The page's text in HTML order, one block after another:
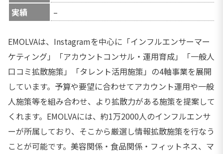
実績
–
EMOLVAは、Instagramを中心に「インフルエンサーマー
ケティング」「アカウントコンサル・運用育成」「一般人
口コミ拡散施策」「タレント活用施策」の4軸事業を展開
しています。予算や要望に合わせてアカウント運用や⼀般
⼈施策等を組み合わせ、より拡散⼒がある施策を提案して
くれます。EMOLVAには、約1万2000⼈のインフルエンサ
ーが所属しており、そこから厳選し情報拡散施策を行なう
ことが可能です。美容関係・⾷品関係・フィットネス、マ